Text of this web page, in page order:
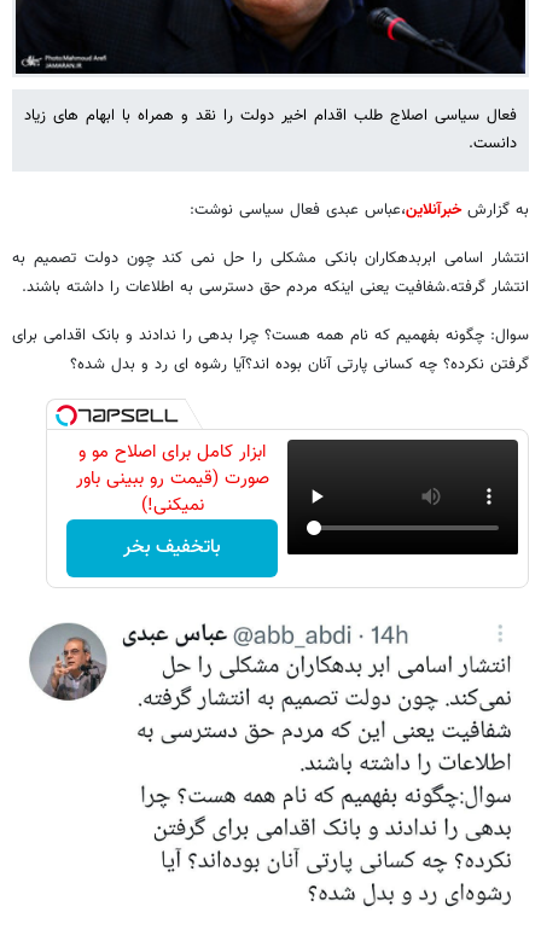
فعال سیاسی اصلاج طلب اقدام اخیر دولت را نقد و همراه با ابهام های زیاد
دانست.
به گزارشخبرآنلاین،عباس عبدی فعال سیاسی نوشت:
انتشار اسامی ابربدهکاران بانکی مشکلی را حل نمی کند چون دولت تصمیم به
انتشار گرفته.شفافیت یعنی اینکه مردم حق دسترسی به اطلاعات را داشته باشند.
سوال: چگونه بفهمیم که نام همه هست؟ چرا بدهی را ندادند و بانک اقدامی برای
گرفتن نکرده؟ چه کسانی پارتی آنان بوده اند؟آیا رشوه ای رد و بدل شده؟
ابزار کامل برای اصلاح مو و
صورت (قیمت رو ببینی باور
نمیکنی!)
باتخفیف بخر